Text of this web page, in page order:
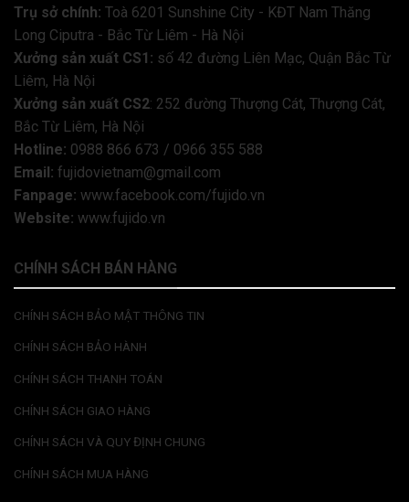
Trụ sở chính: Toà 6201 Sunshine City - KĐT Nam Thăng
Long Ciputra - Bắc Từ Liêm - Hà Nội
Xưởng sản xuất CS1: số 42 đường Liên Mạc, Quận Bắc Từ
Liêm, Hà Nội
Xưởng sản xuất CS2: 252 đường Thượng Cát, Thượng Cát,
Bắc Từ Liêm, Hà Nội
Hotline: 0988 866 673 / 0966 355 588
Email: fujidovietnam@gmail.com
Fanpage: www.facebook.com/fujido.vn
Website: www.fujido.vn
CHÍNH SÁCH BÁN HÀNG
CHÍNH SÁCH BẢO MẬT THÔNG TIN
CHÍNH SÁCH BẢO HÀNH
CHÍNH SÁCH THANH TOÁN
CHÍNH SÁCH GIAO HÀNG
CHÍNH SÁCH VÀ QUY ĐỊNH CHUNG
CHÍNH SÁCH MUA HÀNG